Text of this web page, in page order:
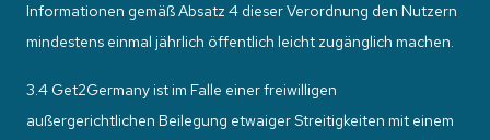
Informationen gemäß Absatz 4 dieser Verordnung den Nutzern
mindestens einmal jährlich öffentlich leicht zugänglich machen.
3.4 Get2Germany ist im Falle einer freiwilligen
außergerichtlichen Beilegung etwaiger Streitigkeiten mit einem